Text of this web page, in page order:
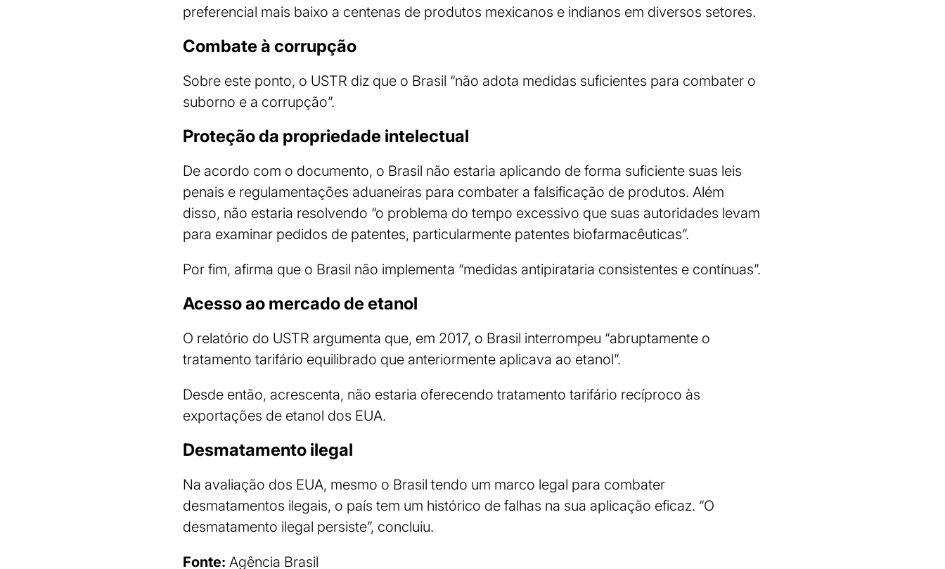
preferencial mais baixo a centenas de produtos mexicanos e indianos em diversos setores.
Combate à corrupção
Sobre este ponto, o USTR diz que o Brasil “não adota medidas suficientes para combater o
suborno e a corrupção”.
Proteção da propriedade intelectual
De acordo com o documento, o Brasil não estaria aplicando de forma suficiente suas leis
penais e regulamentações aduaneiras para combater a falsificação de produtos. Além
disso, não estaria resolvendo “o problema do tempo excessivo que suas autoridades levam
para examinar pedidos de patentes, particularmente patentes biofarmacêuticas”.
Por fim, afirma que o Brasil não implementa “medidas antipirataria consistentes e contínuas”.
Acesso ao mercado de etanol
O relatório do USTR argumenta que, em 2017, o Brasil interrompeu “abruptamente o
tratamento tarifário equilibrado que anteriormente aplicava ao etanol”.
Desde então, acrescenta, não estaria oferecendo tratamento tarifário recíproco às
exportações de etanol dos EUA.
Desmatamento ilegal
Na avaliação dos EUA, mesmo o Brasil tendo um marco legal para combater
desmatamentos ilegais, o país tem um histórico de falhas na sua aplicação eficaz. “O
desmatamento ilegal persiste”, concluiu.
Fonte: Agência Brasil